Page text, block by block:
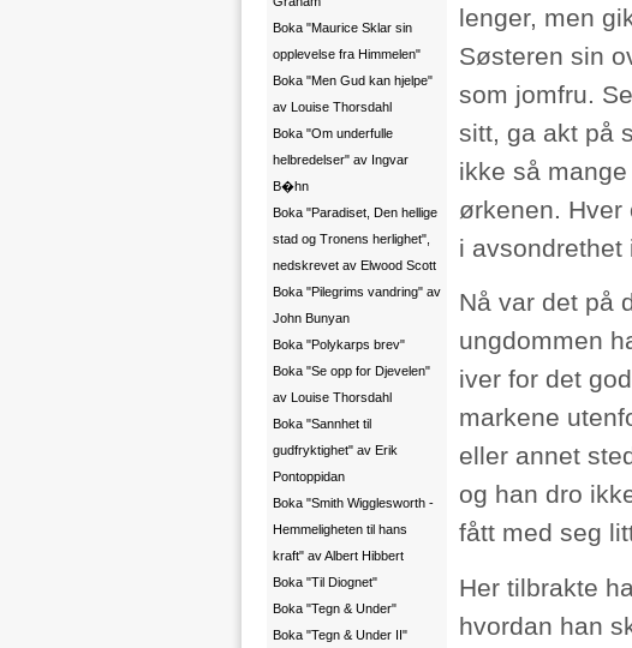
Boka "Maurice Sklar sin
opplevelse fra Himmelen"
Boka "Men Gud kan hjelpe"
av Louise Thorsdahl
Boka "Om underfulle
helbredelser" av Ingvar
B�hn
Boka "Paradiset, Den hellige
stad og Tronens herlighet",
nedskrevet av Elwood Scott
Boka "Pilegrims vandring" av
John Bunyan
Boka "Polykarps brev"
Boka "Se opp for Djevelen"
av Louise Thorsdahl
Boka "Sannhet til
gudfryktighet" av Erik
Pontoppidan
Boka "Smith Wigglesworth -
Hemmeligheten til hans
kraft" av Albert Hibbert
Boka "Til Diognet"
Boka "Tegn & Under"
Boka "Tegn & Under II"
lenger, men
Søsteren sin
som jomfru.
sitt, ga akt på
ikke så
ørkenen.
i avsondrethet
Nå var det på
ungdommen
iver for det
markene
eller annet
og han dro
fått med seg
Her tilbrakte
hvordan han